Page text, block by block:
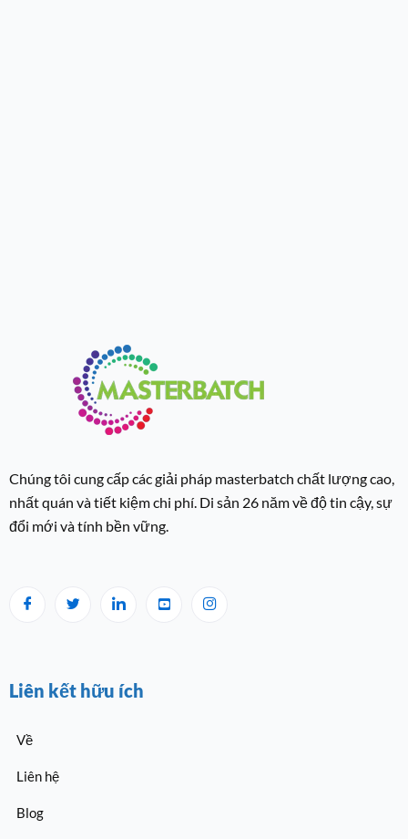
Chúng tôi cung cấp các giải pháp masterbatch chất lượng cao,
nhất quán và tiết kiệm chi phí. Di sản 26 năm về độ tin cậy, sự
đổi mới và tính bền vững.
Liên kết hữu ích
Về
Liên hệ
Blog